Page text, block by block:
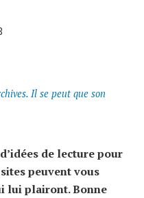
Il se peut que son
de lecture pour
peuvent vous
lui plairont. Bonne